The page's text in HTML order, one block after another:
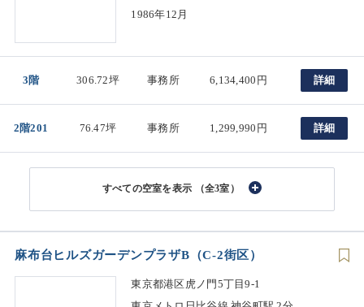
1986年12月
3階 306.72坪 事務所 6,134,400円 詳細
2階201 76.47坪 事務所 1,299,990円 詳細
（全3室）
麻布台ヒルズガーデンプラザB（C-2街区）
東京都港区虎ノ門5丁目9-1